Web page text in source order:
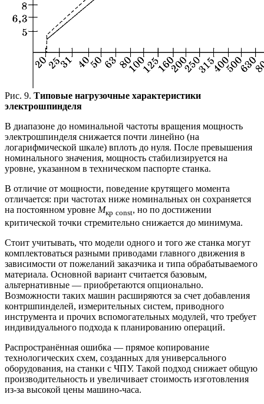
Рис. 9. Типовые нагрузочные характеристики
электрошпинделя
В диапазоне до номинальной частоты вращения мощность
электрошпинделя снижается почти линейно (на
логарифмической шкале) вплоть до нуля. После превышения
номинального значения, мощность стабилизируется на
уровне, указанном в техническом паспорте станка.
В отличие от мощности, поведение крутящего момента
отличается: при частотах ниже номинальных он сохраняется
на постоянном уровне Мкр const, но по достижении
критической точки стремительно снижается до минимума.
Стоит учитывать, что модели одного и того же станка могут
комплектоваться разными приводами главного движения в
зависимости от пожеланий заказчика и типа обрабатываемого
материала. Основной вариант считается базовым,
альтернативные — приобретаются опционально.
Возможности таких машин расширяются за счет добавления
контршпинделей, измерительных систем, приводного
инструмента и прочих вспомогательных модулей, что требует
индивидуального подхода к планированию операций.
Распространённая ошибка — прямое копирование
технологических схем, созданных для универсального
оборудования, на станки с ЧПУ. Такой подход снижает общую
производительность и увеличивает стоимость изготовления
из-за высокой цены машино-часа.